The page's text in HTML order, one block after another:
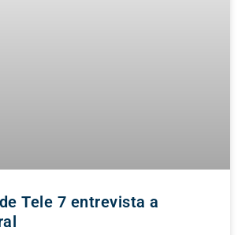
Tele 7 entrevista a